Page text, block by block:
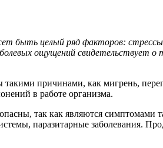
быть целый ряд факторов:
болевых ощущений свидетельствует
такими причинами, как мигрень,
в работе организма.
так как являются симптомами
паразитарные заболевания.